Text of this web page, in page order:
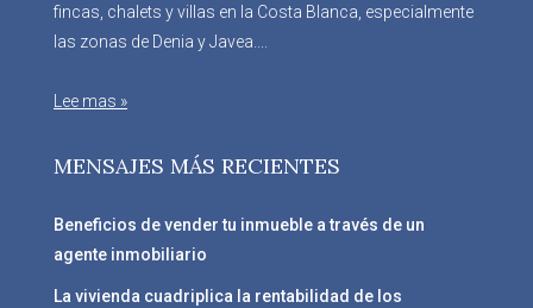
fincas, chalets y villas en la Costa Blanca, especialmente
las zonas de Denia y Javea....
Lee mas »
MENSAJES MÁS RECIENTES
Beneficios de vender tu inmueble a través de un
agente inmobiliario
La vivienda cuadriplica la rentabilidad de los